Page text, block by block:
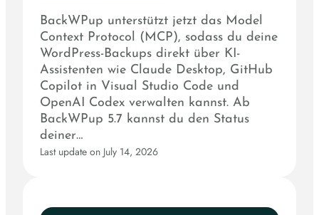
BackWPup unterstützt jetzt das Model
Context Protocol (MCP), sodass du deine
WordPress-Backups direkt über KI-
Assistenten wie Claude Desktop, GitHub
Copilot in Visual Studio Code und
OpenAI Codex verwalten kannst. Ab
BackWPup 5.7 kannst du den Status
deiner…
Last update on July 14, 2026